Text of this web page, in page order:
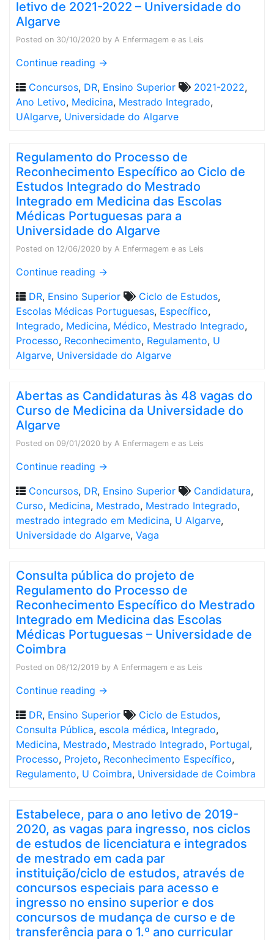
letivo de 2021-2022 – Universidade do
Algarve
Posted on 30/10/2020 by A Enfermagem e as Leis
Continue reading →
Concursos, DR, Ensino Superior 2021-2022,
Ano Letivo, Medicina, Mestrado Integrado,
UAlgarve, Universidade do Algarve
Regulamento do Processo de
Reconhecimento Específico ao Ciclo de
Estudos Integrado do Mestrado
Integrado em Medicina das Escolas
Médicas Portuguesas para a
Universidade do Algarve
Posted on 12/06/2020 by A Enfermagem e as Leis
Continue reading →
DR, Ensino Superior Ciclo de Estudos,
Escolas Médicas Portuguesas, Específico,
Integrado, Medicina, Médico, Mestrado Integrado,
Processo, Reconhecimento, Regulamento, U
Algarve, Universidade do Algarve
Abertas as Candidaturas às 48 vagas do
Curso de Medicina da Universidade do
Algarve
Posted on 09/01/2020 by A Enfermagem e as Leis
Continue reading →
Concursos, DR, Ensino Superior Candidatura,
Curso, Medicina, Mestrado, Mestrado Integrado,
mestrado integrado em Medicina, U Algarve,
Universidade do Algarve, Vaga
Consulta pública do projeto de
Regulamento do Processo de
Reconhecimento Específico do Mestrado
Integrado em Medicina das Escolas
Médicas Portuguesas – Universidade de
Coimbra
Posted on 06/12/2019 by A Enfermagem e as Leis
Continue reading →
DR, Ensino Superior Ciclo de Estudos,
Consulta Pública, escola médica, Integrado,
Medicina, Mestrado, Mestrado Integrado, Portugal,
Processo, Projeto, Reconhecimento Específico,
Regulamento, U Coimbra, Universidade de Coimbra
Estabelece, para o ano letivo de 2019-
2020, as vagas para ingresso, nos ciclos
de estudos de licenciatura e integrados
de mestrado em cada par
instituição/ciclo de estudos, através de
concursos especiais para acesso e
ingresso no ensino superior e dos
concursos de mudança de curso e de
transferência para o 1.º ano curricular